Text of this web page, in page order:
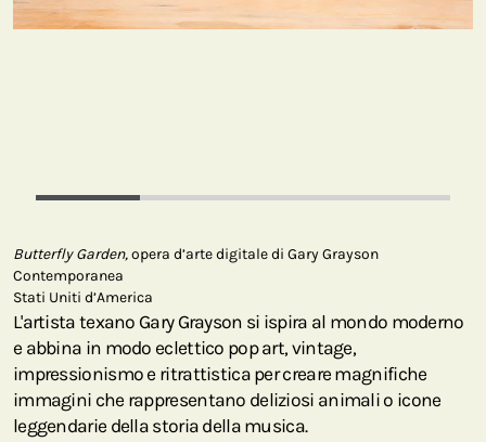
Butterfly Garden,opera d’arte digitale di Gary Grayson
Contemporanea
Stati Uniti d’America
L'artista texano Gary Grayson si ispira al mondo moderno
e abbina in modo eclettico pop art, vintage,
impressionismo e ritrattistica per creare magnifiche
immagini che rappresentano deliziosi animali o icone
leggendarie della storia della musica.